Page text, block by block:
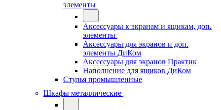
элементы
Аксессуары к экранам и ящикам, доп.
элементы
Аксессуары для экранов и доп.
элементы ДиКом
Аксессуары для экранов Практик
Наполнение для ящиков ДиКом
Стулья промышленные
Шкафы металлические